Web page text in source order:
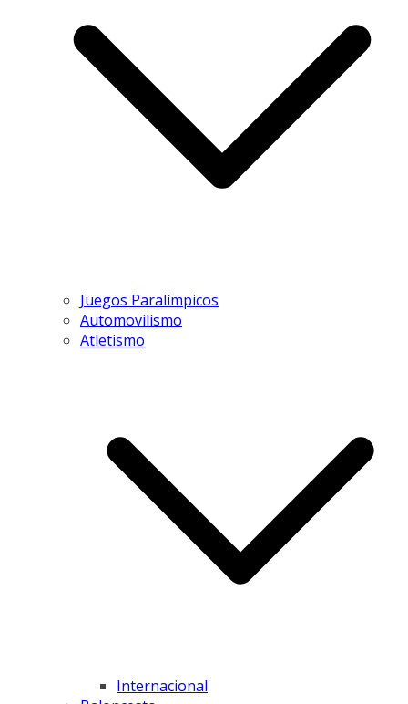
Juegos Paralímpicos
Automovilismo
Atletismo
Internacional